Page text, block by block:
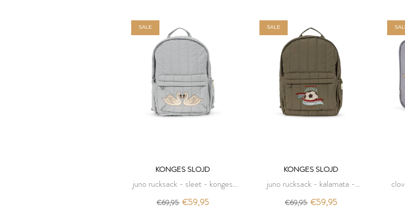
SALE
KONGES SLOJD
juno rucksack - sleet - konges
slojd
€69,95 €59,95
SALE
KONGES SLOJD
juno rucksack - kalamata -
konges slojd
€69,95 €59,95